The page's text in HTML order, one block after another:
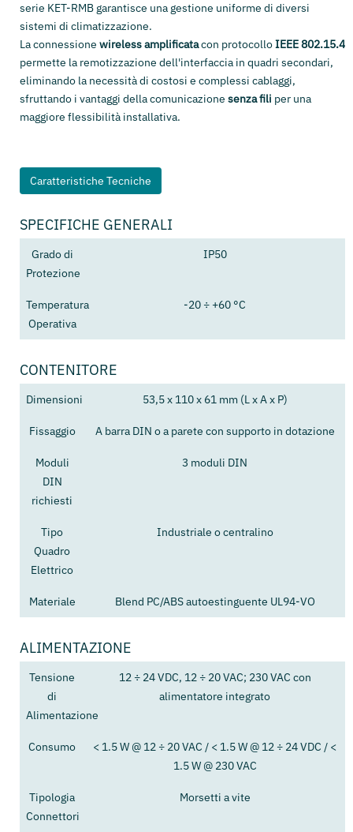
serie KET-RMB garantisce una gestione uniforme di diversi
sistemi di climatizzazione.
La connessione wireless amplificatacon protocolloIEEE 802.15.4
permette la remotizzazione dell'interfaccia in quadri secondari,
eliminando la necessità di costosi e complessi cablaggi,
sfruttando i vantaggi della comunicazione senza fili per una
maggiore flessibilità installativa.
Caratteristiche Tecniche
SPECIFICHE GENERALI
Grado di
Protezione
IP50
Temperatura
Operativa
-20 ÷ +60 °C
CONTENITORE
Dimensioni 53,5 x 110 x 61 mm (L x A x P)
Fissaggio A barra DIN o a parete con supporto in dotazione
Moduli
DIN
richiesti
3 moduli DIN
Tipo
Quadro
Elettrico
Industriale o centralino
Materiale Blend PC/ABS autoestinguente UL94-VO
ALIMENTAZIONE
Tensione
di
Alimentazione
12 ÷ 24 VDC, 12 ÷ 20 VAC; 230 VAC con
alimentatore integrato
Consumo
< 1.5 W @ 12 ÷ 20 VAC / < 1.5 W @ 12 ÷ 24 VDC / <
1.5 W @ 230 VAC
Tipologia
Connettori
Morsetti a vite